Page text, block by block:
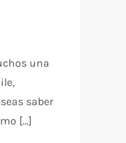
una
saber
[…]